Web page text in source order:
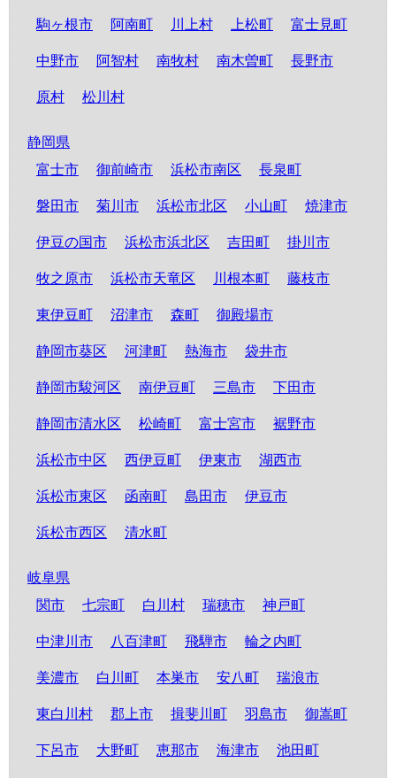
駒ヶ根市 阿南町 川上村 上松町 富士見町
中野市 阿智村 南牧村 南木曽町 長野市
原村 松川村
静岡県
富士市
御前崎市 浜松市南区 長泉町
磐田市 菊川市 浜松市北区 小山町 焼津市
伊豆の国市 浜松市浜北区 吉田町 掛川市
牧之原市 浜松市天竜区 川根本町 藤枝市
東伊豆町 沼津市 森町 御殿場市
静岡市葵区 河津町 熱海市 袋井市
静岡市駿河区 南伊豆町 三島市 下田市
静岡市清水区 松崎町 富士宮市 裾野市
浜松市中区 西伊豆町 伊東市 湖西市
浜松市東区 函南町 島田市 伊豆市
浜松市西区 清水町
岐阜県
関市
七宗町 白川村 瑞穂市 神戸町
中津川市 八百津町 飛騨市 輪之内町
美濃市 白川町 本巣市 安八町 瑞浪市
東白川村 郡上市 揖斐川町 羽島市 御嵩町
下呂市 大野町 恵那市 海津市 池田町